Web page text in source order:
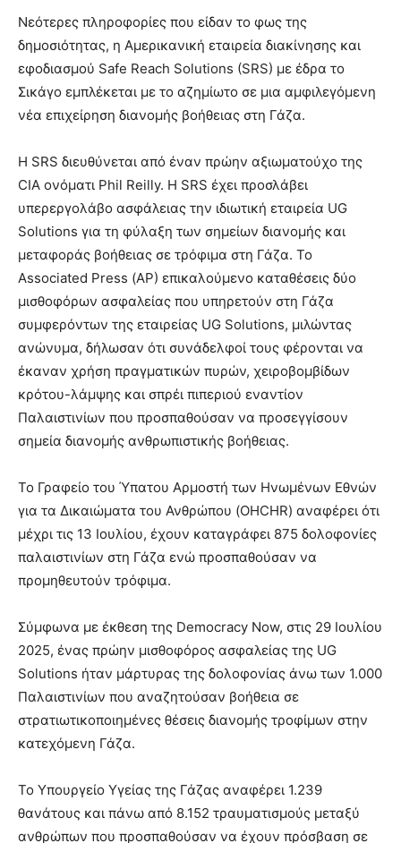
Νεότερες πληροφορίες που είδαν το φως της
δημοσιότητας, η Αμερικανική εταιρεία διακίνησης και
εφοδιασμού Safe Reach Solutions (SRS) με έδρα το
Σικάγο εμπλέκεται με το αζημίωτο σε μια αμφιλεγόμενη
νέα επιχείρηση διανομής βοήθειας στη Γάζα.
Η SRS διευθύνεται από έναν πρώην αξιωματούχο της
CIA ονόματι Phil Reilly. Η SRS έχει προσλάβει
υπερεργολάβο ασφάλειας την ιδιωτική εταιρεία UG
Solutions για τη φύλαξη των σημείων διανομής και
μεταφοράς βοήθειας σε τρόφιμα στη Γάζα. Το
Associated Press (ΑP) επικαλούμενο καταθέσεις δύο
μισθοφόρων ασφαλείας που υπηρετούν στη Γάζα
συμφερόντων της εταιρείας UG Solutions, μιλώντας
ανώνυμα, δήλωσαν ότι συνάδελφοί τους φέρονται να
έκαναν χρήση πραγματικών πυρών, χειροβομβίδων
κρότου-λάμψης και σπρέι πιπεριού εναντίον
Παλαιστινίων που προσπαθούσαν να προσεγγίσουν
σημεία διανομής ανθρωπιστικής βοήθειας.
Το Γραφείο του Ύπατου Αρμοστή των Ηνωμένων Εθνών
για τα Δικαιώματα του Ανθρώπου (OHCHR) αναφέρει ότι
μέχρι τις 13 Ιουλίου, έχουν καταγράφει 875 δολοφονίες
παλαιστινίων στη Γάζα ενώ προσπαθούσαν να
προμηθευτούν τρόφιμα.
Σύμφωνα με έκθεση της Democracy Now, στις 29 Ιουλίου
2025, ένας πρώην μισθοφόρος ασφαλείας της UG
Solutions ήταν μάρτυρας της δολοφονίας άνω των 1.000
Παλαιστινίων που αναζητούσαν βοήθεια σε
στρατιωτικοποιημένες θέσεις διανομής τροφίμων στην
κατεχόμενη Γάζα.
Το Υπουργείο Υγείας της Γάζας αναφέρει 1.239
θανάτους και πάνω από 8.152 τραυματισμούς μεταξύ
ανθρώπων που προσπαθούσαν να έχουν πρόσβαση σε